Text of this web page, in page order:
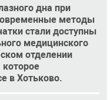
дна при
методы
стали доступны
медицинского
отделении
в Хотьково.